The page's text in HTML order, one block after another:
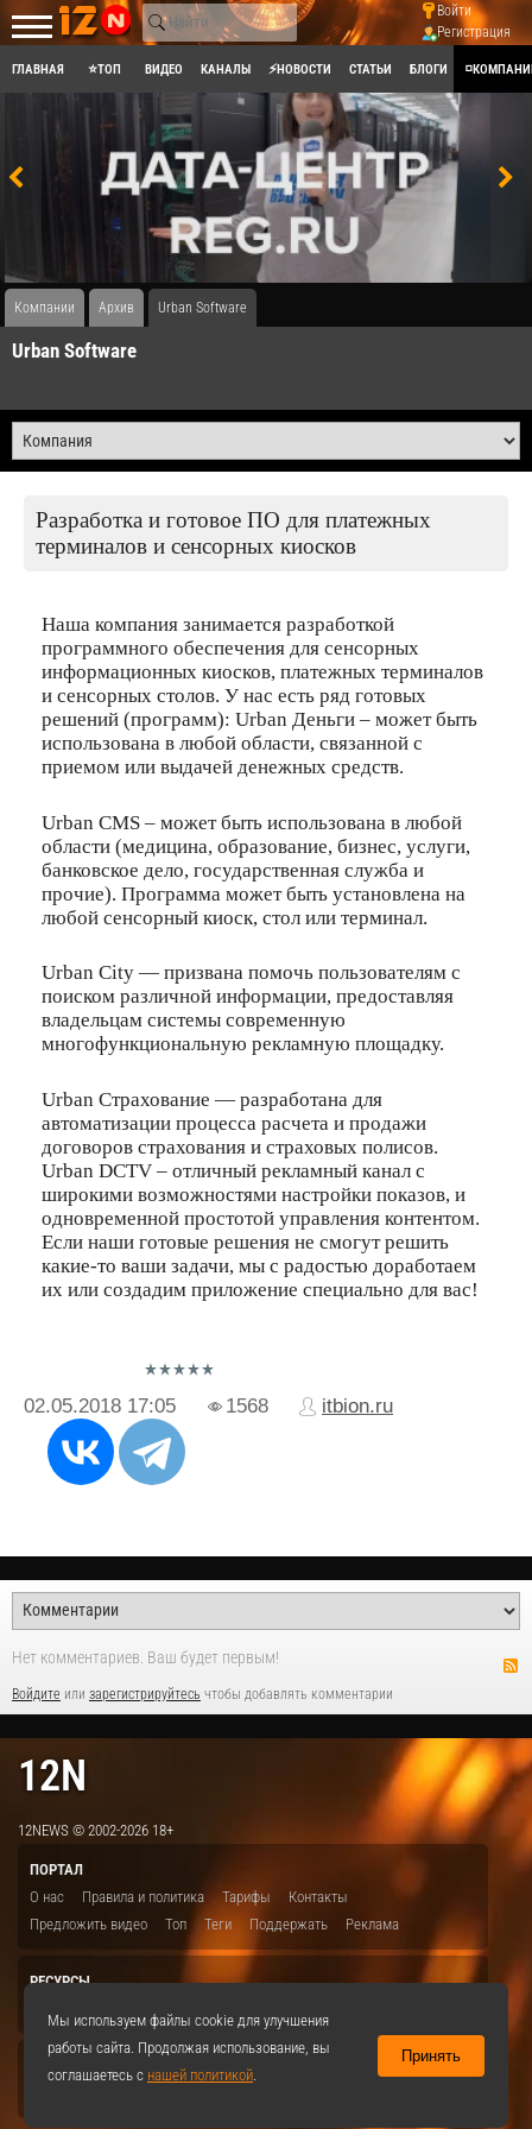
Войти
Регистрация
ГЛАВНАЯ ⭐ТОП ВИДЕО КАНАЛЫ ⚡НОВОСТИ СТАТЬИ БЛОГИ
Компании Архив Urban Software
Urban Software
Разработка и готовое ПО для платежных
терминалов и сенсорных киосков
Наша компания занимается разработкой
программного обеспечения для сенсорных
информационных киосков, платежных терминалов
и сенсорных столов. У нас есть ряд готовых
решений (программ): Urban Деньги – может быть
использована в любой области, связанной с
приемом или выдачей денежных средств.
Urban CMS – может быть использована в любой
области (медицина, образование, бизнес, услуги,
банковское дело, государственная служба и
прочие). Программа может быть установлена на
любой сенсорный киоск, стол или терминал.
Urban City — призвана помочь пользователям с
поиском различной информации, предоставляя
владельцам системы современную
многофункциональную рекламную площадку.
Urban Страхование — разработана для
автоматизации процесса расчета и продажи
договоров страхования и страховых полисов.
Urban DCTV – отличный рекламный канал с
широкими возможностями настройки показов, и
одновременной простотой управления контентом.
Если наши готовые решения не смогут решить
какие-то ваши задачи, мы с радостью доработаем
их или создадим приложение специально для вас!
02.05.2018 17:05 1568 itbion.ru
Нет комментариев. Ваш будет первым!
Войдите или зарегистрируйтесь чтобы добавлять комментарии
12N
12NEWS © 2002-2026 18+
ПОРТАЛ
О нас
Правила и политика Тарифы
Контакты
Предложить видео
Топ Теги Поддержать Реклама
РЕСУРСЫ
Мы используем файлы cookie для улучшения
работы сайта. Продолжая использование, вы
соглашаетесь с нашей политикой.
Принять